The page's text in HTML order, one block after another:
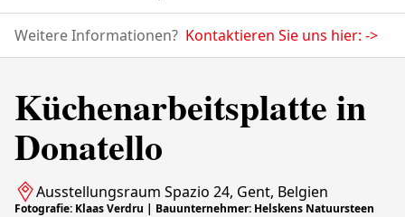
Weitere Informationen? Kontaktieren Sie uns hier: ->
Küchenarbeitsplatte in
Donatello
Ausstellungsraum Spazio 24, Gent, Belgien
Fotografie: Klaas Verdru | Bauunternehmer: Helskens Natuursteen